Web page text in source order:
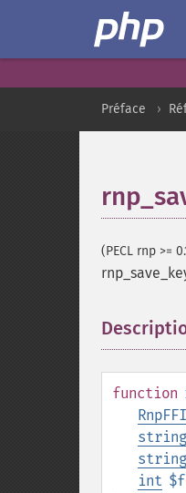
Préface
(PECL rnp >=
function
RnpFFI
string
string
int